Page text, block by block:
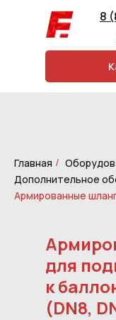
8
Главная /
Дополнительное
Армированные
для
к
(DN8,